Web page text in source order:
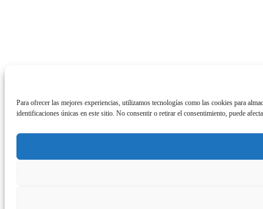
Para ofrecer las mejores experiencias, utilizamos tecnologías como las cookies para
identificaciones únicas en este sitio. No consentir o retirar el consentimiento, puede